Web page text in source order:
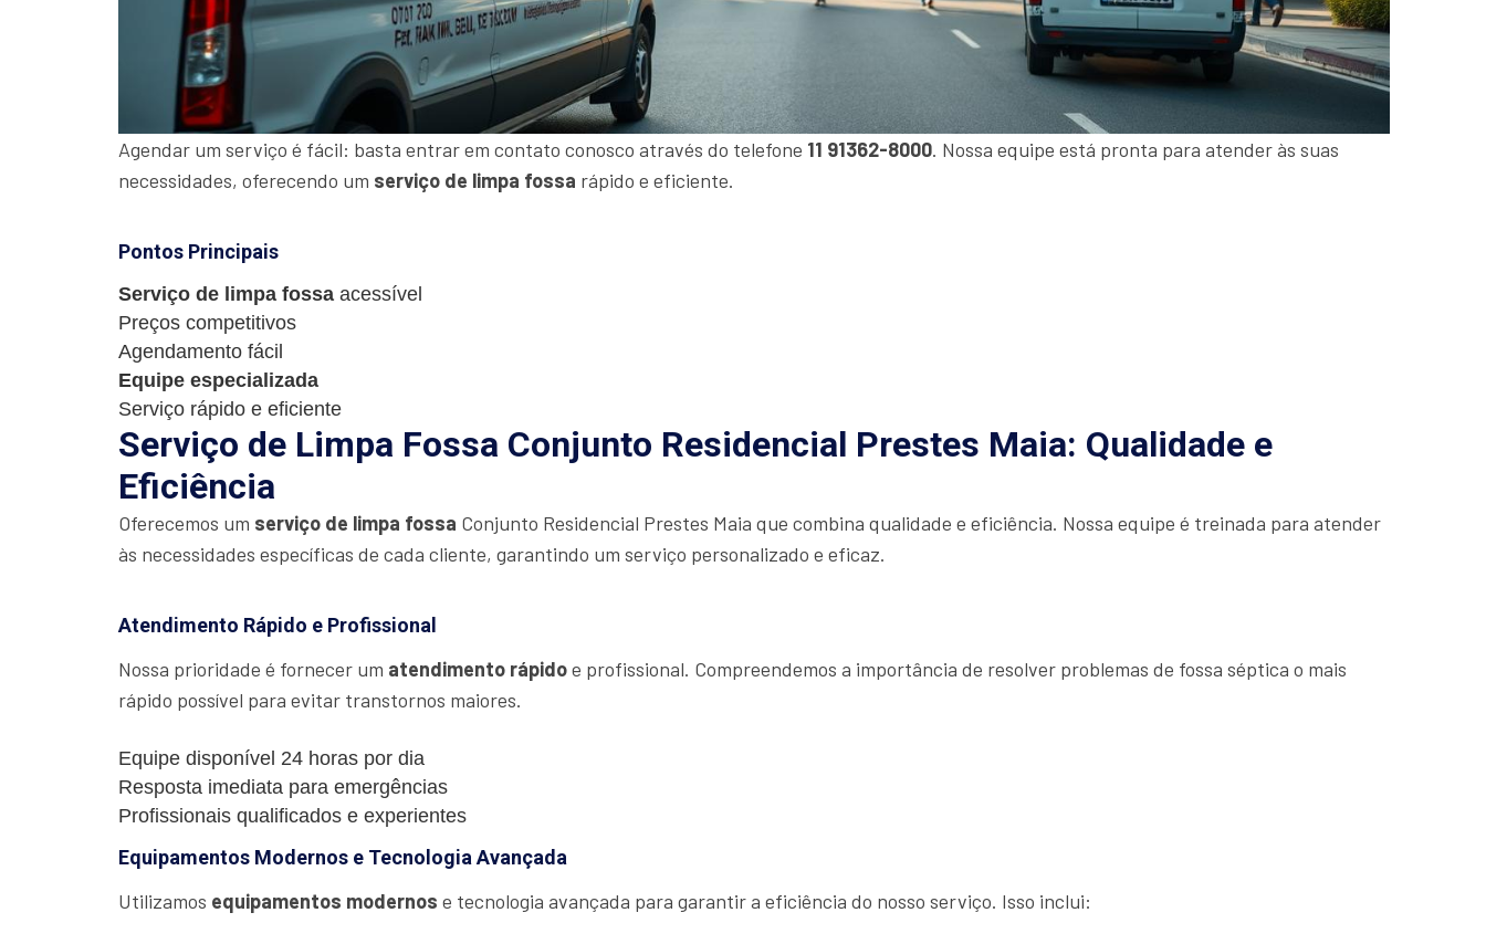
Agendar um serviço é fácil: basta entrar em contato conosco através do telefone 11 91362-8000. Nossa equipe está pronta para atender às suas
necessidades, oferecendo um serviço de limpa fossa rápido e eficiente.
Pontos Principais
Serviço de limpa fossa acessível
Preços competitivos
Agendamento fácil
Equipe especializada
Serviço rápido e eficiente
Serviço de Limpa Fossa Conjunto Residencial Prestes Maia: Qualidade e
Eficiência
Oferecemos um serviço de limpa fossa Conjunto Residencial Prestes Maia que combina qualidade e eficiência. Nossa equipe é treinada para atender
às necessidades específicas de cada cliente, garantindo um serviço personalizado e eficaz.
Atendimento Rápido e Profissional
Nossa prioridade é fornecer um atendimento rápidoe profissional. Compreendemos a importância de resolver problemas de fossa séptica o mais
rápido possível para evitar transtornos maiores.
Equipe disponível 24 horas por dia
Resposta imediata para emergências
Profissionais qualificados e experientes
Equipamentos Modernos e Tecnologia Avançada
Utilizamos equipamentos modernos e tecnologia avançada para garantir a eficiência do nosso serviço. Isso inclui: